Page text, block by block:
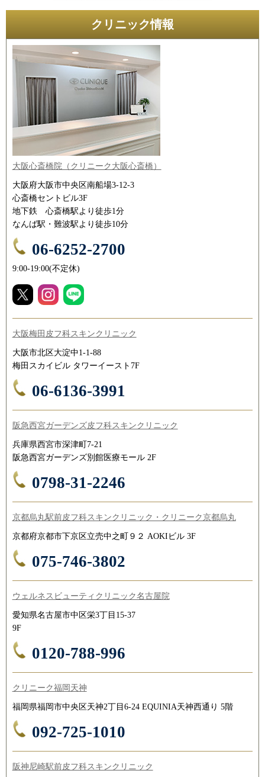
クリニック情報
大阪心斎橋院（クリニーク大阪心斎橋）
大阪府大阪市中央区南船場3-12-3
心斎橋セントビル3F
地下鉄 心斎橋駅より徒歩1分
なんば駅・難波駅より徒歩10分
06-6252-2700
9:00-19:00(不定休)
大阪梅田皮フ科スキンクリニック
大阪市北区大淀中1-1-88
梅田スカイビル タワーイースト7F
06-6136-3991
阪急西宮ガーデンズ皮フ科スキンクリニック
兵庫県西宮市深津町7-21
阪急西宮ガーデンズ別館医療モール 2F
0798-31-2246
京都烏丸駅前皮フ科スキンクリニック・クリニーク京都烏丸
京都府京都市下京区立売中之町９２ AOKIビル 3F
075-746-3802
ウェルネスビューティクリニック名古屋院
愛知県名古屋市中区栄3丁目15-37
9F
0120-788-996
クリニーク福岡天神
福岡県福岡市中央区天神2丁目6-24 EQUINIA天神西通り 5階
092-725-1010
阪神尼崎駅前皮フ科スキンクリニック